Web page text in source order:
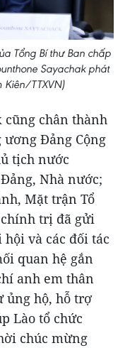
Tổng Bí thư Ban chấp
Sayachak phát
Kiên/TTXVN)
cũng chân thành
ương Đảng Cộng
tịch nước
Nhà nước;
Mặt trận Tổ
trị đã gửi
và các đối tác
quan hệ gắn
anh em thân
ủng hộ, hỗ trợ
Lào tổ chức
chúc mừng